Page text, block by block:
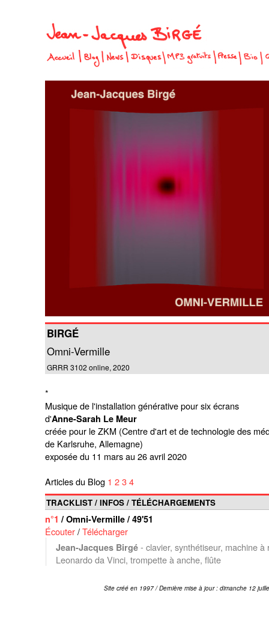
BIRGÉ
Omni-Vermille
GRRR 3102 online, 2020
*
Musique de l'installation générative pour six écrans
d'Anne-Sarah Le Meur
créée pour le ZKM (Centre d'art et de technologie des
de Karlsruhe, Allemagne)
exposée du 11 mars au 26 avril 2020
Articles du Blog 1 234
TRACKLIST / INFOS / TÉLÉCHARGEMENTS
n°1 / Omni-Vermille / 49'51
Écouter/Télécharger
Jean-Jacques Birgé - clavier, synthétiseur, machine à
Leonardo da Vinci, trompette à anche, flûte
Site créé en 1997 / Dernière mise à jour : dimanche 12